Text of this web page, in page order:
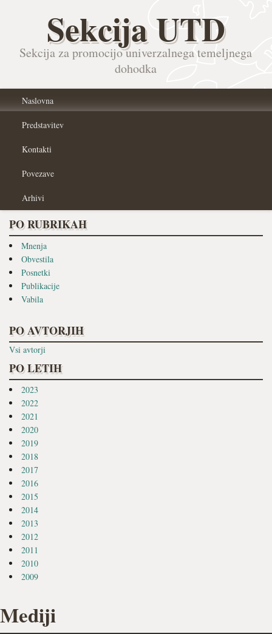
Sekcija UTD
Sekcija za promocijo univerzalnega temeljnega
dohodka
Naslovna
Predstavitev
Kontakti
Povezave
Arhivi
PO RUBRIKAH
Mnenja
Obvestila
Posnetki
Publikacije
Vabila
PO AVTORJIH
Vsi avtorji
PO LETIH
2023
2022
2021
2020
2019
2018
2017
2016
2015
2014
2013
2012
2011
2010
2009
Mediji